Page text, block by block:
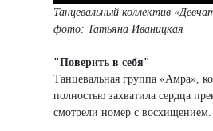
Танцевальный коллектив
фото: Татьяна Иваницкая
"Поверить в себя"
Танцевальная группа «Амра»,
полностью захватила сердца
смотрели номер с восхищением.